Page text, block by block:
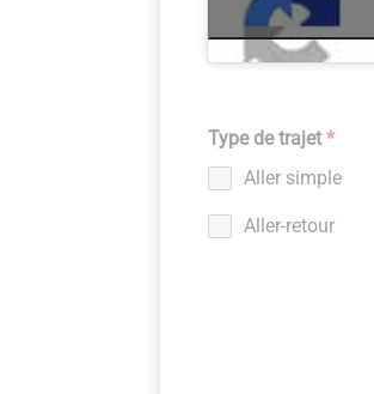
Type de trajet*
Aller simple
Aller-retour